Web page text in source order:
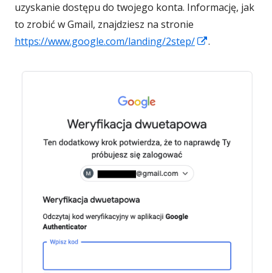
uzyskanie dostępu do twojego konta. Informację, jak
to zrobić w Gmail, znajdziesz na stronie
https://www.google.com/landing/2step/
Strona
się
.